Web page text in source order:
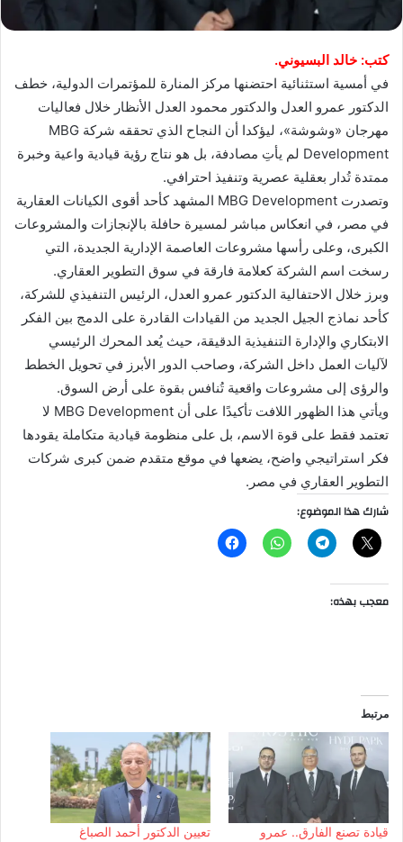
كتب: خالد البسيوني.
في أمسية استثنائية احتضنها مركز المنارة للمؤتمرات الدولية، خطف
الدكتور عمرو العدل والدكتور محمود العدل الأنظار خلال فعاليات
مهرجان «وشوشة»، ليؤكدا أن النجاح الذي تحققه شركة MBG
Development لم يأتِ مصادفة، بل هو نتاج رؤية قيادية واعية وخبرة
ممتدة تُدار بعقلية عصرية وتنفيذ احترافي.
وتصدرت MBG Development المشهد كأحد أقوى الكيانات العقارية
في مصر، في انعكاس مباشر لمسيرة حافلة بالإنجازات والمشروعات
الكبرى، وعلى رأسها مشروعات العاصمة الإدارية الجديدة، التي
رسخت اسم الشركة كعلامة فارقة في سوق التطوير العقاري.
وبرز خلال الاحتفالية الدكتور عمرو العدل، الرئيس التنفيذي للشركة،
كأحد نماذج الجيل الجديد من القيادات القادرة على الدمج بين الفكر
الابتكاري والإدارة التنفيذية الدقيقة، حيث يُعد المحرك الرئيسي
لآليات العمل داخل الشركة، وصاحب الدور الأبرز في تحويل الخطط
والرؤى إلى مشروعات واقعية تُنافس بقوة على أرض السوق.
ويأتي هذا الظهور اللافت تأكيدًا على أن MBG Development لا
تعتمد فقط على قوة الاسم، بل على منظومة قيادية متكاملة يقودها
فكر استراتيجي واضح، يضعها في موقع متقدم ضمن كبرى شركات
التطوير العقاري في مصر.
شارك هذا الموضوع:
معجب بهذه:
مرتبط
قيادة تصنع الفارق.. عمرو
تعيين الدكتور أحمد الصباغ